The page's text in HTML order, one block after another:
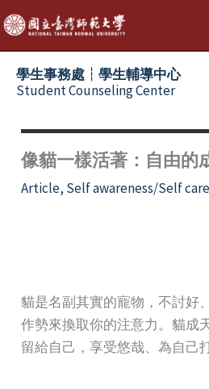
Skip
to
content
學生事務處┆學生輔導中心
Student Counseling Center
像貓一樣活著：自由的
Article, Self awareness/Self care
貓是名副其實的寵物，不討好
作勢來換取你的注意力。貓成
留給自己，享受悠哉、為自己